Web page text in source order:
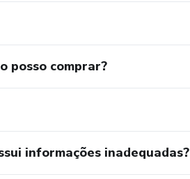
posso comprar?
informações inadequadas?